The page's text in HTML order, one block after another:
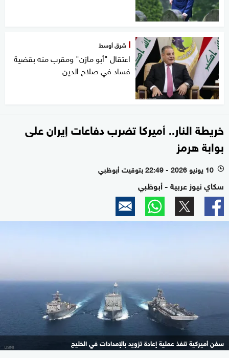
شرق أوسط
اعتقال "أبو مازن" ومقرب منه بقضية
فساد في صلاح الدين
خريطة النار.. أميركا تضرب دفاعات إيران على
بوابة هرمز
l 10 يونيو 2026 - 22:49 بتوقيت أبوظبي
سكاي نيوز عربية - أبوظبي
سفن أميركية تنفذ عملية إعادة تزويد بالإمدادات في الخليج